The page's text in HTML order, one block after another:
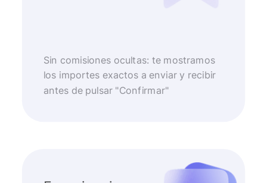
Sin comisiones ocultas: te mostramos
los importes exactos a enviar y recibir
antes de pulsar "Confirmar"